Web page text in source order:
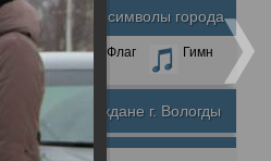
Официальные символы города
Герб Флаг Гимн
Почетные граждане г. Вологды